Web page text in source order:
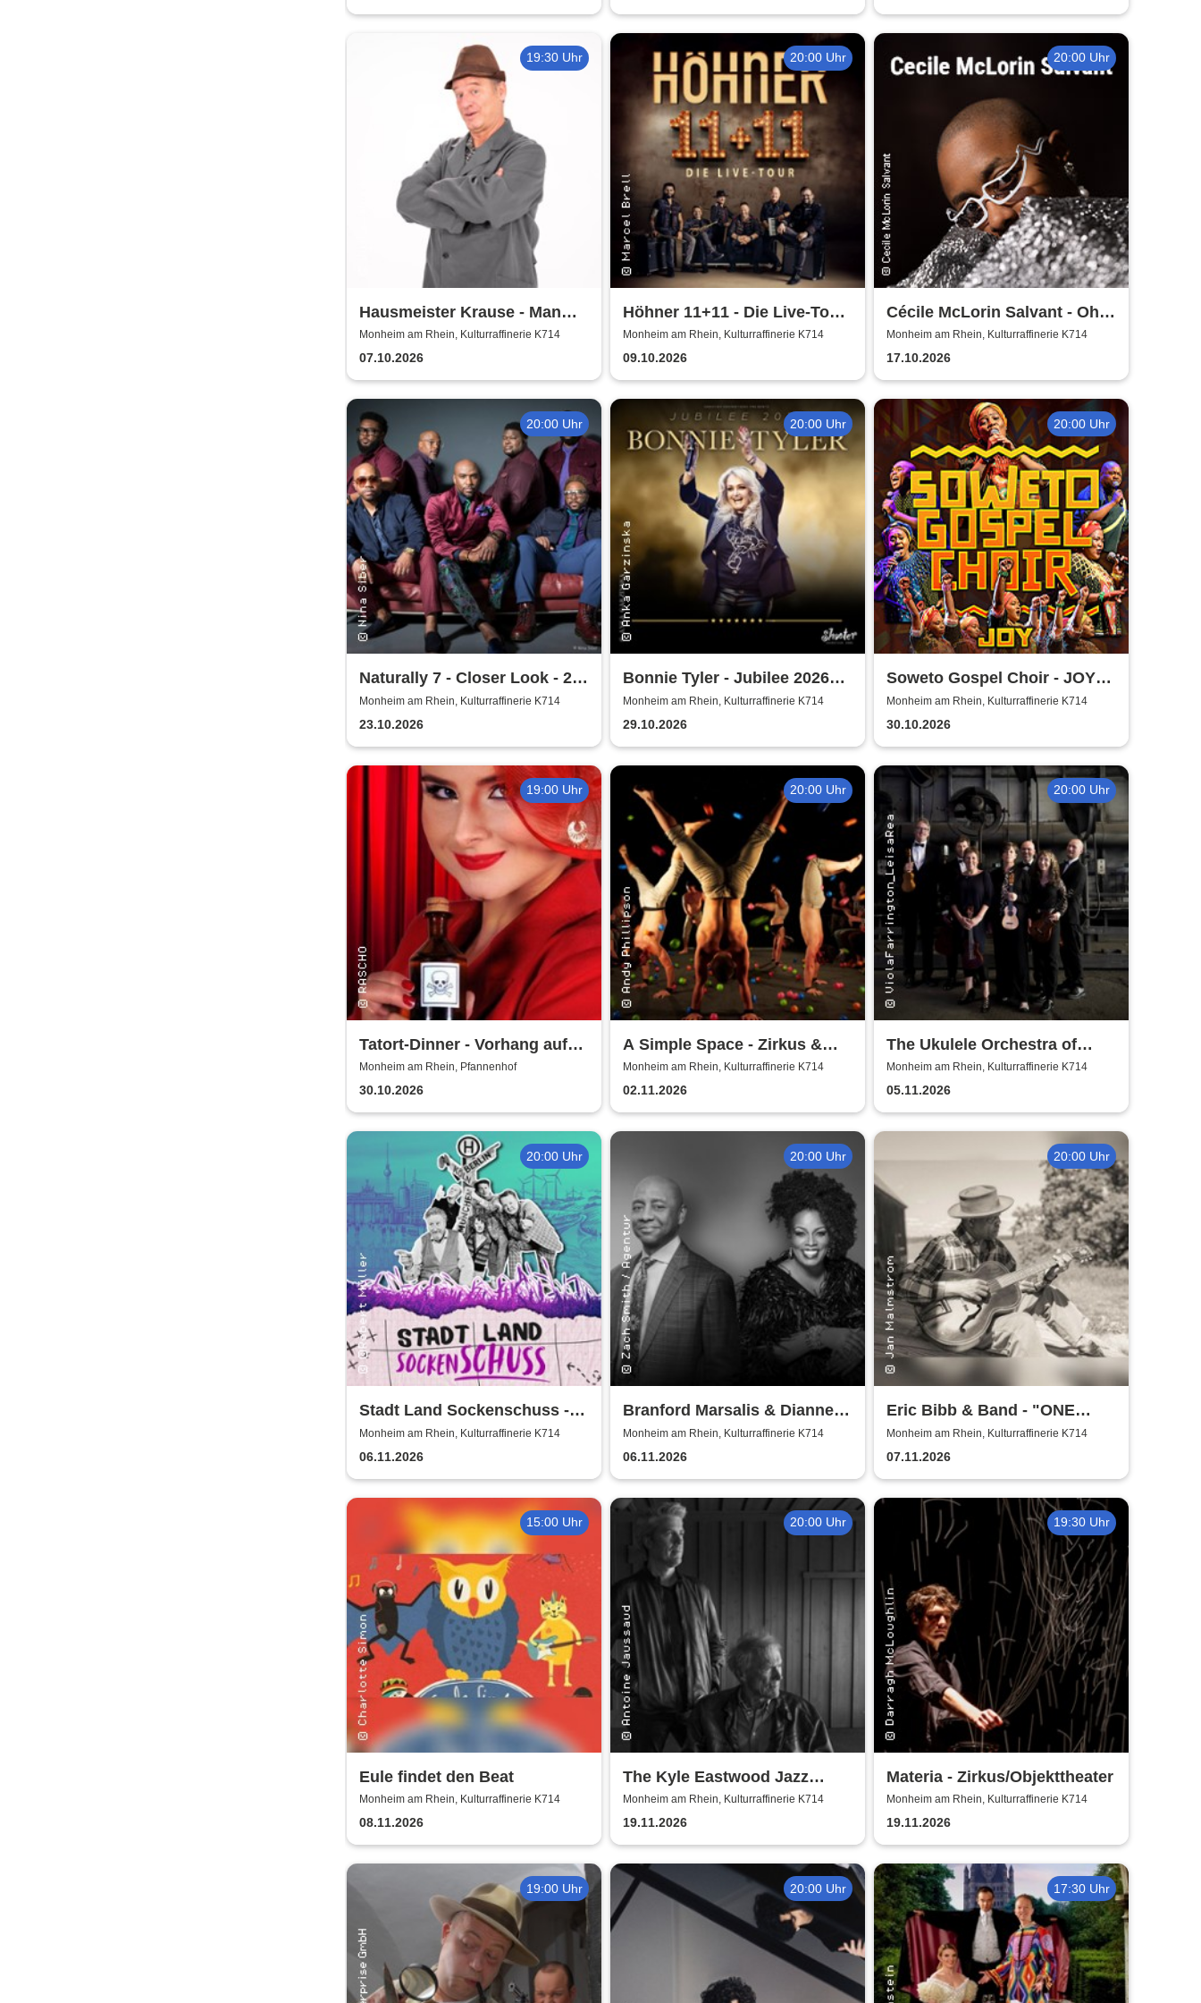
19:30 Uhr
Hausmeister Krause - Man
lebt nur zweimal
Monheim am Rhein, Kulturraffinerie K714
07.10.2026
20:00 Uhr
Höhner 11+11 - Die Live-Tour
2025/26
Monheim am Rhein, Kulturraffinerie K714
09.10.2026
20:00 Uhr
Cécile McLorin Salvant - Oh
Snap - Germany 2026
Monheim am Rhein, Kulturraffinerie K714
17.10.2026
20:00 Uhr
Naturally 7 - Closer Look - 25
Years of Naturally 7
Monheim am Rhein, Kulturraffinerie K714
23.10.2026
20:00 Uhr
Bonnie Tyler - Jubilee 2026
Tournee
Monheim am Rhein, Kulturraffinerie K714
29.10.2026
20:00 Uhr
Soweto Gospel Choir - JOY!
(Zulu: Injabulo)
Monheim am Rhein, Kulturraffinerie K714
30.10.2026
19:00 Uhr
Tatort-Dinner - Vorhang auf
für Mord
Monheim am Rhein, Pfannenhof
30.10.2026
20:00 Uhr
A Simple Space - Zirkus &
Körpertheater
Monheim am Rhein, Kulturraffinerie K714
02.11.2026
20:00 Uhr
The Ukulele Orchestra of
Great Britain
Monheim am Rhein, Kulturraffinerie K714
05.11.2026
20:00 Uhr
Stadt Land Sockenschuss -
Kabarett-Theater Distel
Monheim am Rhein, Kulturraffinerie K714
06.11.2026
20:00 Uhr
Branford Marsalis & Dianne
Reeves celebrate John
Coltrane
Monheim am Rhein, Kulturraffinerie K714
06.11.2026
20:00 Uhr
Eric Bibb & Band - "ONE
MISSISSIPPI" World Tour
2026
Monheim am Rhein, Kulturraffinerie K714
07.11.2026
15:00 Uhr
Eule findet den Beat
Monheim am Rhein, Kulturraffinerie K714
08.11.2026
20:00 Uhr
The Kyle Eastwood Jazz
Quintet
Monheim am Rhein, Kulturraffinerie K714
19.11.2026
19:30 Uhr
Materia - Zirkus/Objekttheater
Monheim am Rhein, Kulturraffinerie K714
19.11.2026
19:00 Uhr 20:00 Uhr 17:30 Uhr